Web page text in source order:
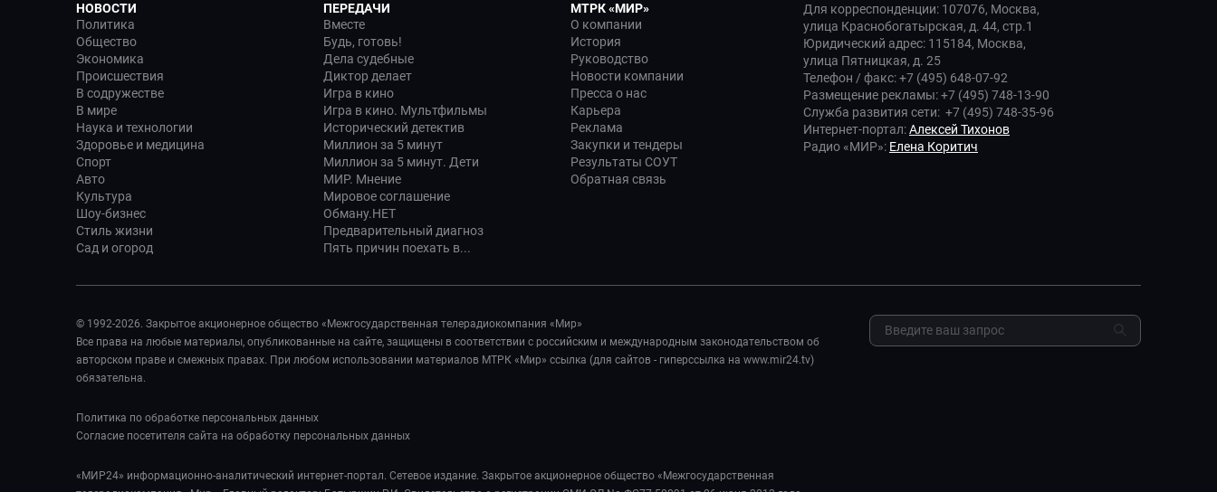
НОВОСТИ
Политика
Общество
Экономика
Происшествия
В содружестве
В мире
Наука и технологии
Здоровье и медицина
Спорт
Авто
Культура
Шоу-бизнес
Стиль жизни
Сад и огород
ПЕРЕДАЧИ
Вместе
Будь, готовь!
Дела судебные
Диктор делает
Игра в кино
Игра в кино. Мультфильмы
Исторический детектив
Миллион за 5 минут
Миллион за 5 минут. Дети
МИР. Мнение
Мировое соглашение
Обману.НЕТ
Предварительный диагноз
Пять причин поехать в...
МТРК «МИР»
О компании
История
Руководство
Новости компании
Пресса о нас
Карьера
Реклама
Закупки и тендеры
Результаты СОУТ
Обратная связь
Для корреспонденции: 107076, Москва,
улица Краснобогатырская, д. 44, стр.1
Юридический адрес: 115184, Москва,
улица Пятницкая, д. 25
Телефон / факс: +7 (495) 648-07-92
Размещение рекламы: +7 (495) 748-13-90
Служба развития сети: +7 (495) 748-35-96
Интернет-портал:Алексей Тихонов
Радио «МИР»: Елена Коритич
© 1992-2026. Закрытое акционерное общество «Межгосударственная телерадиокомпания «Мир»
Все права на любые материалы, опубликованные на сайте, защищены в соответствии с российским и международным законодательством об
авторском праве и смежных правах. При любом использовании материалов МТРК «Мир» ссылка (для сайтов - гиперссылка на www.mir24.tv)
обязательна.
Политика по обработке персональных данных
Согласие посетителя сайта на обработку персональных данных
«МИР24» информационно-аналитический интернет-портал. Сетевое издание. Закрытое акционерное общество «Межгосударственная